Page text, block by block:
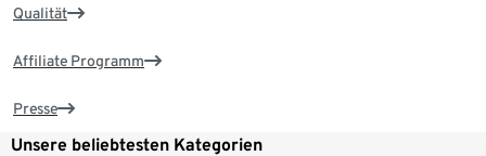
Qualität
Affiliate Programm
Presse
Unsere beliebtesten Kategorien